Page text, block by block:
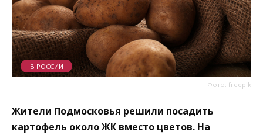
Фото: freepik
В РОССИИ
Жители Подмосковья решили посадить
картофель около ЖК вместо цветов. На